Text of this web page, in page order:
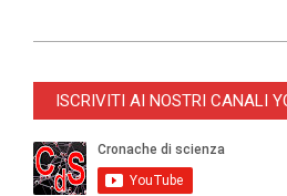
09-
ISCRIVITI AI NOSTRI CANALI